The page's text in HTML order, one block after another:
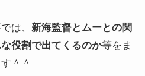
は、 新海監督とムーとの関
役割で出てくるのか等をま
＾＾